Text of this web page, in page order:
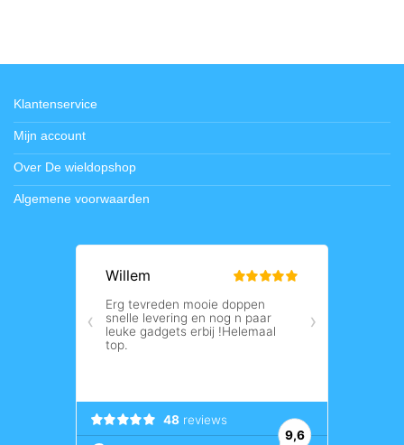
Klantenservice
Mijn account
Over De wieldopshop
Algemene voorwaarden